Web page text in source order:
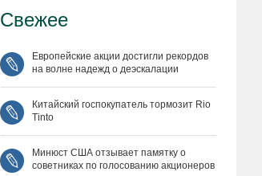
Свежее
Европейские акции достигли рекордов
на волне надежд о деэскалации
Китайский госпокупатель тормозит Rio
Tinto
Минюст США отзывает памятку о
советниках по голосованию акционеров